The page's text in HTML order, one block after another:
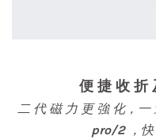
便 捷 收 折
二 代 磁 力 更 強 化，一
pro/2，快